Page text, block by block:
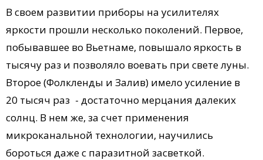
В своем развитии приборы на усилителях
яркости прошли несколько поколений. Первое,
побывавшее во Вьетнаме, повышало яркость в
тысячу раз и позволяло воевать при свете луны.
Второе (Фолкленды и Залив) имело усиление в
20 тысяч раз - достаточно мерцания далеких
солнц. В нем же, за счет применения
микроканальной технологии, научились
бороться даже с паразитной засветкой.